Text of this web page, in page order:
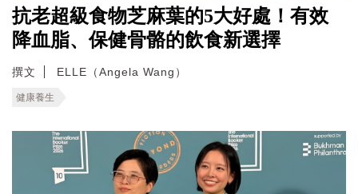
抗老超級食物芝麻葉的5大好處！有效
降血脂、保健骨骼的飲食新選擇
撰文 ELLE（Angela Wang）
健康養生